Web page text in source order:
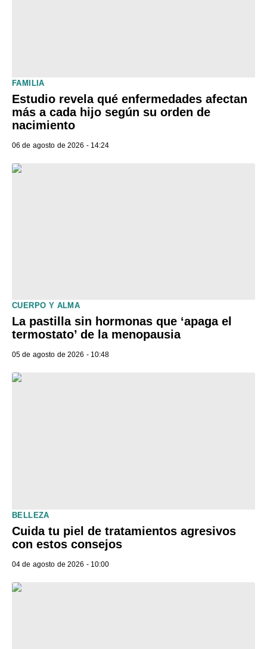
FAMILIA
Estudio revela qué enfermedades afectan
más a cada hijo según su orden de
nacimiento
06 de agosto de 2026 - 14:24
CUERPO Y ALMA
La pastilla sin hormonas que ‘apaga el
termostato’ de la menopausia
05 de agosto de 2026 - 10:48
BELLEZA
Cuida tu piel de tratamientos agresivos
con estos consejos
04 de agosto de 2026 - 10:00